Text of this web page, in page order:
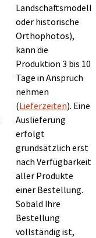
Landschaftsmodell
oder historische
Orthophotos),
kann die
Produktion 3 bis 10
Tage in Anspruch
nehmen
(Lieferzeiten). Eine
Auslieferung
erfolgt
grundsätzlich erst
nach Verfügbarkeit
aller Produkte
einer Bestellung.
Sobald Ihre
Bestellung
vollständig ist,